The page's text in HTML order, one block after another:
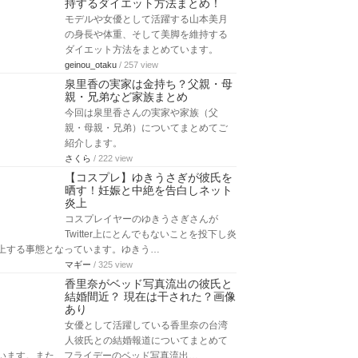
持するダイエット方法まとめ！
モデルや女優として活躍する山本美月
の身長や体重、そして美脚を維持する
ダイエット方法をまとめています。
geinou_otaku / 257 view
泉里香の実家は金持ち？父親・母
親・兄弟など家族まとめ
今回は泉里香さんの実家や家族（父
親・母親・兄弟）についてまとめてご
紹介します。
さくら / 222 view
【コスプレ】ゆきうさぎが彼氏を
晒す！妊娠と中絶を告白しネット
炎上
コスプレイヤーのゆきうさぎさんが
Twitter上にとんでもないことを投下し炎
する事態となっています。ゆきう…
マギー / 325 view
香里奈がベッド写真流出の彼氏と
結婚間近？ 現在は干された？画像
あり
女優として活躍している香里奈の台湾
人彼氏との結婚報道についてまとめて
ます。また、フライデーのベッド写真流出…